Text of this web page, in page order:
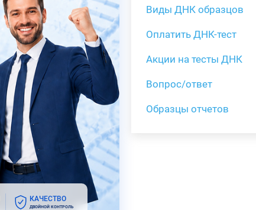
КАЧЕСТВО
ДВОЙНОЙ КОНТРОЛЬ
Виды ДНК образцов
Оплатить ДНК-тест
Акции на тесты ДНК
Вопрос/ответ
Образцы отчетов